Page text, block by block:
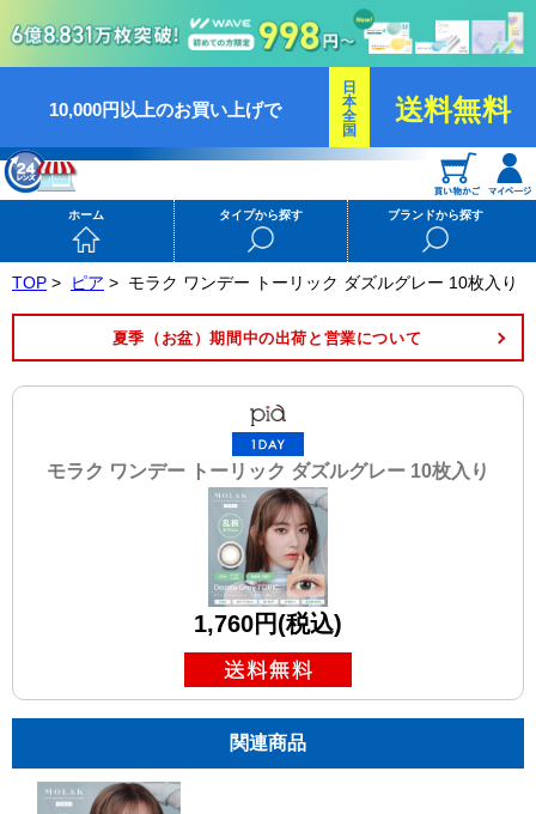
10,000円以上のお買い上げで
日
本
全
国
送料無料
ホーム タイプから探す ブランドから探す
TOP > ピア > モラク ワンデー トーリック ダズルグレー 10枚入り
夏季（お盆）期間中の出荷と営業について
モラク ワンデー トーリック ダズルグレー 10枚入り
1,760円(税込)
関連商品